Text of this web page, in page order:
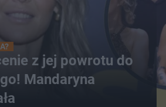
z jej powrotu do
Mandaryna